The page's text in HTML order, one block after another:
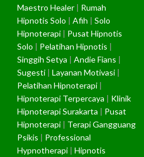
Maestro Healer | Rumah
Hipnotis Solo |Afih |Solo
Hipnoterapi | Pusat Hipnotis
Solo | Pelatihan Hipnotis |
Singgih Setya |Andie Fians |
Sugesti |Layanan Motivasi |
Pelatihan Hipnoterapi |
Hipnoterapi Terpercaya | Klinik
Hipnoterapi Surakarta | Pusat
Hipnoterapi | Terapi Gangguang
Psikis | Professional
Hypnotherapi |Hipnotis